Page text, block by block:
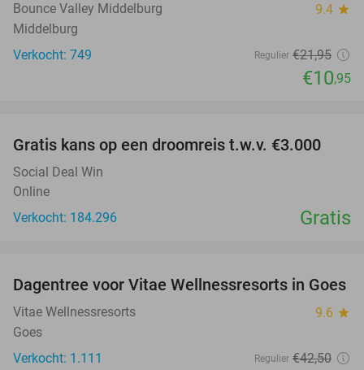
Bounce Valley Middelburg 9.4 star
Middelburg
Verkocht: 749
Regulier €21,95
€10,95
Gratis kans op een droomreis t.w.v. €3.000
Social Deal Win
Online
Verkocht: 184.296
Gratis
49%
Dagentree voor Vitae Wellnessresorts in Goes
Vitae Wellnessresorts 9.6 star
Goes
Verkocht: 1.111
Regulier €42,50